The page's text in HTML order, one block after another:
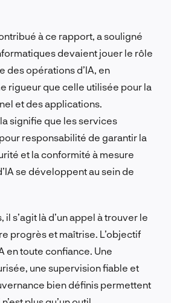
à ce rapport, a souligné
devaient jouer le rôle
des opérations d’IA, en
rigueur que celle utilisée pour la
et des applications.
signifie que les services
responsabilité de garantir la
et la conformité à mesure
se développent au sein de
il s’agit là d’un appel à trouver le
progrès et maîtrise. L’objectif
en toute confiance. Une
une supervision fiable et
bien définis permettent